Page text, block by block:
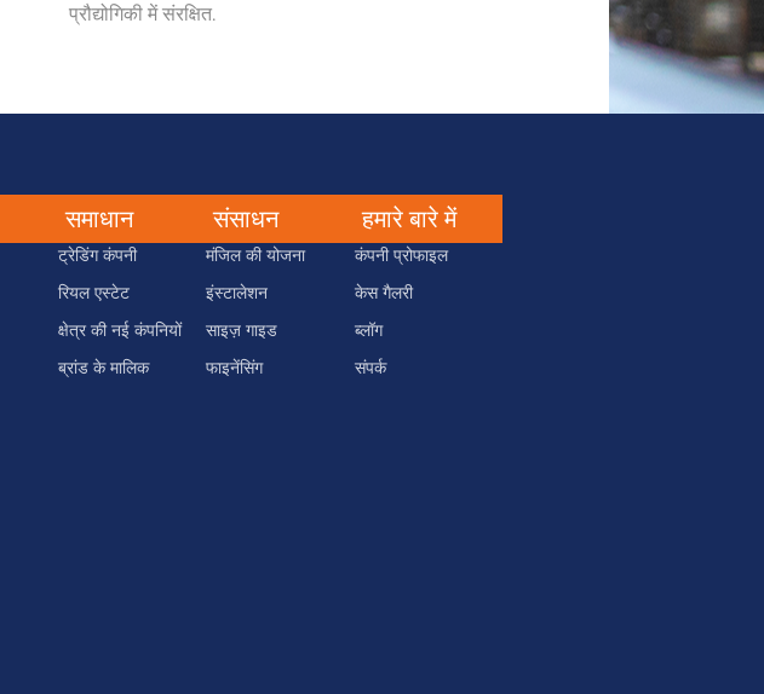
प्रौद्योगिकी में संरक्षित.
समाधान
ट्रेडिंग कंपनी
रियल एस्टेट
क्षेत्र की नई कंपनियों
ब्रांड के मालिक
संसाधन
मंजिल की योजना
इंस्टालेशन
साइज़ गाइड
फाइनेंसिंग
हमारे बारे में
कंपनी प्रोफाइल
केस गैलरी
ब्लॉग
संपर्क